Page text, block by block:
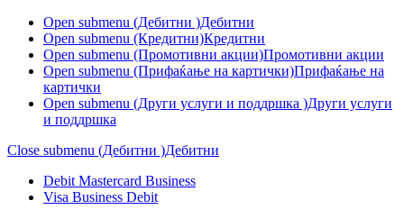
Open submenu (Дебитни )Дебитни
Open submenu (Кредитни)Кредитни
Open submenu (Промотивни акции)Промотивни акции
Open submenu (Прифаќање на картички)Прифаќање на
картички
Open submenu (Други услуги и поддршка )Други услуги
и поддршка
Close submenu (Дебитни )Дебитни
Debit Mastercard Business
Visa Business Debit